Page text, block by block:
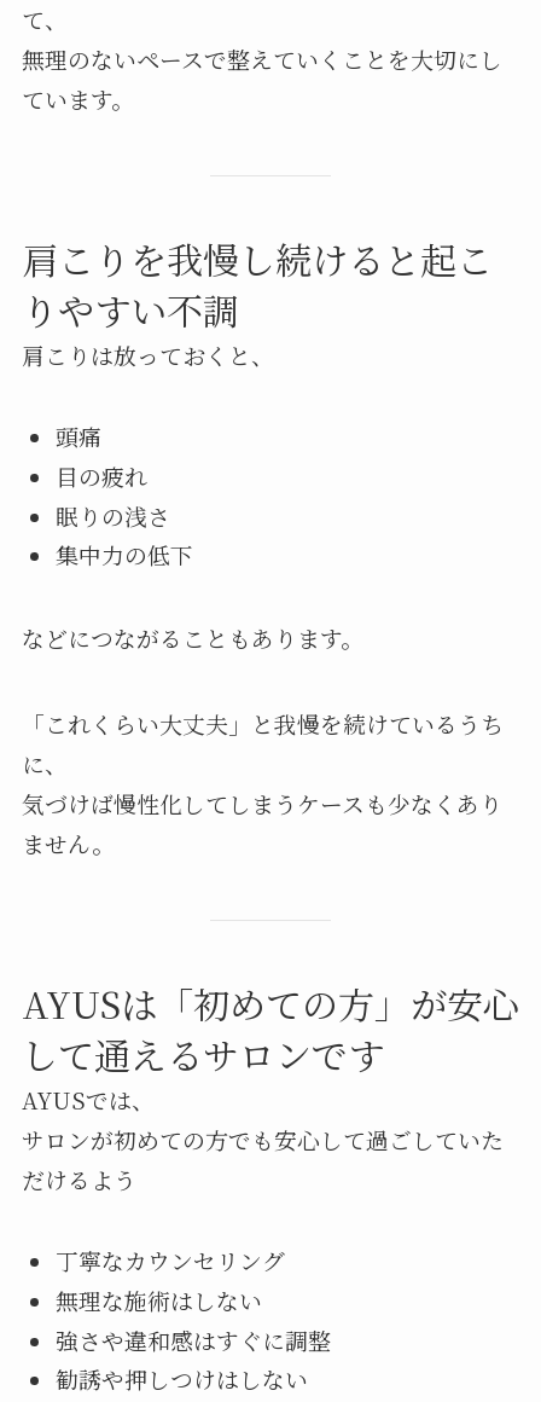
て、
無理のないペースで整えていくことを大切にし
ています。
肩こりを我慢し続けると起こ
りやすい不調
肩こりは放っておくと、
頭痛
目の疲れ
眠りの浅さ
集中力の低下
などにつながることもあります。
「これくらい大丈夫」と我慢を続けているうち
に、
気づけば慢性化してしまうケースも少なくあり
ません。
AYUSは「初めての方」が安心
して通えるサロンです
AYUSでは、
サロンが初めての方でも安心して過ごしていた
だけるよう
丁寧なカウンセリング
無理な施術はしない
強さや違和感はすぐに調整
勧誘や押しつけはしない